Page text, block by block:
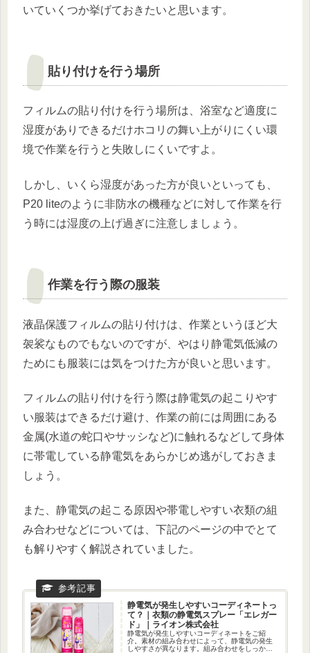
いていくつか挙げておきたいと思います。
貼り付けを行う場所
フィルムの貼り付けを行う場所は、浴室など適度に
湿度がありできるだけホコリの舞い上がりにくい環
境で作業を行うと失敗しにくいですよ。
しかし、いくら湿度があった方が良いといっても、
P20 liteのように非防水の機種などに対して作業を行
う時には湿度の上げ過ぎに注意しましょう。
作業を行う際の服装
液晶保護フィルムの貼り付けは、作業というほど大
袈裟なものでもないのですが、やはり静電気低減の
ためにも服装には気をつけた方が良いと思います。
フィルムの貼り付けを行う際は静電気の起こりやす
い服装はできるだけ避け、作業の前には周囲にある
金属(水道の蛇口やサッシなど)に触れるなどして身体
に帯電している静電気をあらかじめ逃がしておきま
しょう。
また、静電気の起こる原因や帯電しやすい衣類の組
み合わせなどについては、下記のページの中でとて
も解りやすく解説されていました。
静電気が発生しやすいコーディネートっ
て？｜衣類の静電気スプレー「エレガー
ド」｜ライオン株式会社
静電気が発生しやすいコーディネートをご紹
介。素材の組み合わせによって、静電気の発生
しやすさが異なります。組み合わせをしっかり